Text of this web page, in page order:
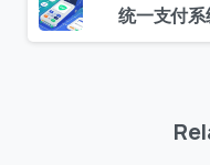
统一支付
访问历史